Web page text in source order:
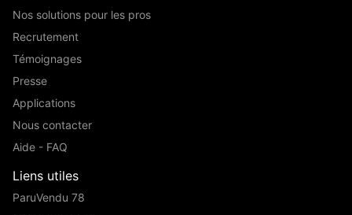
Nos solutions pour les pros
Recrutement
Témoignages
Presse
Applications
Nous contacter
Aide - FAQ
Liens utiles
ParuVendu 78